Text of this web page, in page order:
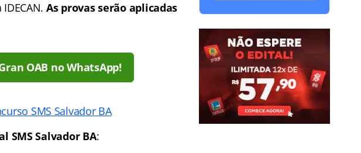
As provas serão aplicadas
OAB no WhatsApp!
SMS Salvador BA
SMS Salvador BA: